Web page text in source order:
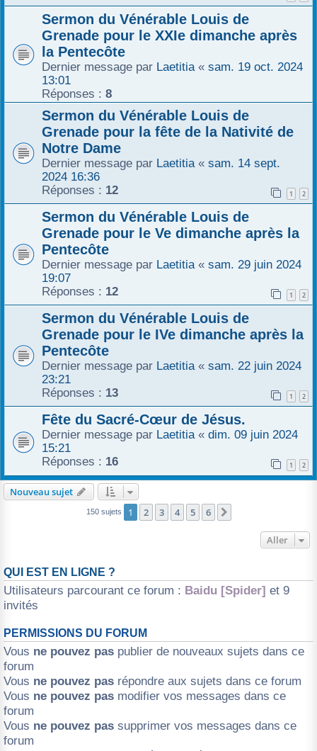
Sermon du Vénérable Louis de
Grenade pour le XXIe dimanche après
la Pentecôte
Dernier message par Laetitia « sam. 19 oct. 2024
13:01
Réponses : 8
Sermon du Vénérable Louis de
Grenade pour la fête de la Nativité de
Notre Dame
Dernier message par Laetitia « sam. 14 sept.
2024 16:36
Réponses : 12 1 2
Sermon du Vénérable Louis de
Grenade pour le Ve dimanche après la
Pentecôte
Dernier message par Laetitia « sam. 29 juin 2024
19:07
Réponses : 12 1 2
Sermon du Vénérable Louis de
Grenade pour le IVe dimanche après la
Pentecôte
Dernier message par Laetitia « sam. 22 juin 2024
23:21
Réponses : 13 1 2
Fête du Sacré-Cœur de Jésus.
Dernier message par Laetitia « dim. 09 juin 2024
15:21
Réponses : 16 1 2
Nouveau sujet
150 sujets 1 2 3 4 5 6
Aller
QUI EST EN LIGNE ?
Utilisateurs parcourant ce forum : Baidu [Spider] et 9
invités
PERMISSIONS DU FORUM
Vous ne pouvez pas publier de nouveaux sujets dans ce
forum
Vous ne pouvez pas répondre aux sujets dans ce forum
Vous ne pouvez pas modifier vos messages dans ce
forum
Vous ne pouvez pas supprimer vos messages dans ce
forum